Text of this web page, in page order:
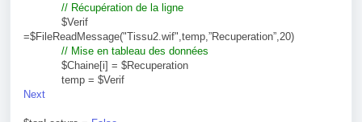
// Récupération de la ligne
$Verif
=$FileReadMessage("Tissu2.wif",temp,”Recuperation”,20)
// Mise en tableau des données
$Chaine[i] = $Recuperation
temp = $Verif
Next